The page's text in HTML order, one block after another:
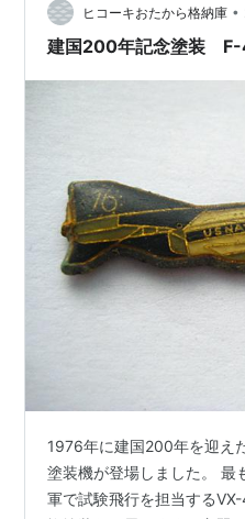
ヒコーキおたから格納庫 •
建国200年記念塗装 F-
1976年に建国200年を迎え
塗装機が登場しました。 最
軍で試験飛行を担当する